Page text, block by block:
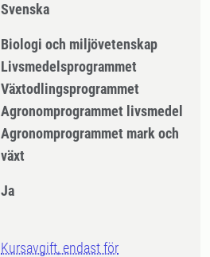
Svenska
Biologi och miljövetenskap
Livsmedelsprogrammet
Växtodlingsprogrammet
Agronomprogrammet livsmedel
Agronomprogrammet mark och
växt
Ja
Kursavgift, endast för